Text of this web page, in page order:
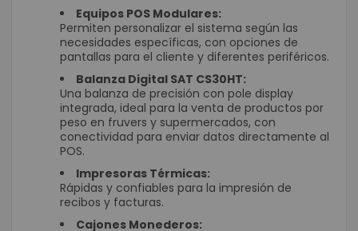
Equipos POS Modulares:
Permiten personalizar el sistema según las
necesidades específicas, con opciones de
pantallas para el cliente y diferentes periféricos.
Balanza Digital SAT CS30HT:
Una balanza de precisión con pole display
integrada, ideal para la venta de productos por
peso en fruvers y supermercados, con
conectividad para enviar datos directamente al
POS.
Impresoras Térmicas:
Rápidas y confiables para la impresión de
recibos y facturas.
Cajones Monederos: